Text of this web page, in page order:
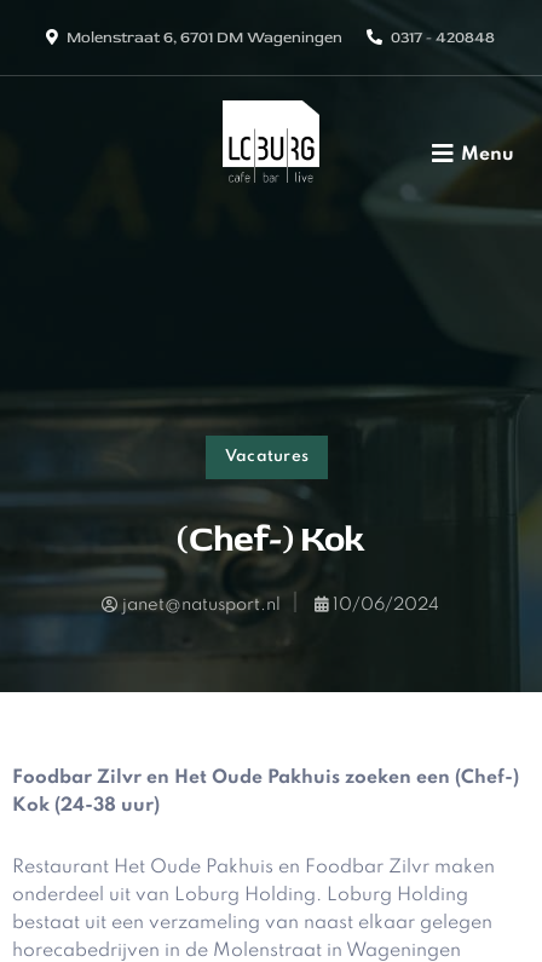
Molenstraat 6, 6701 DM Wageningen 0317 - 420848
Menu
Vacatures
(Chef-) Kok
janet@natusport.nl 10/06/2024
Foodbar Zilvr en Het Oude Pakhuis zoeken een (Chef-)
Kok (24-38 uur)
Restaurant Het Oude Pakhuis en Foodbar Zilvr maken
onderdeel uit van Loburg Holding. Loburg Holding
bestaat uit een verzameling van naast elkaar gelegen
horecabedrijven in de Molenstraat in Wageningen